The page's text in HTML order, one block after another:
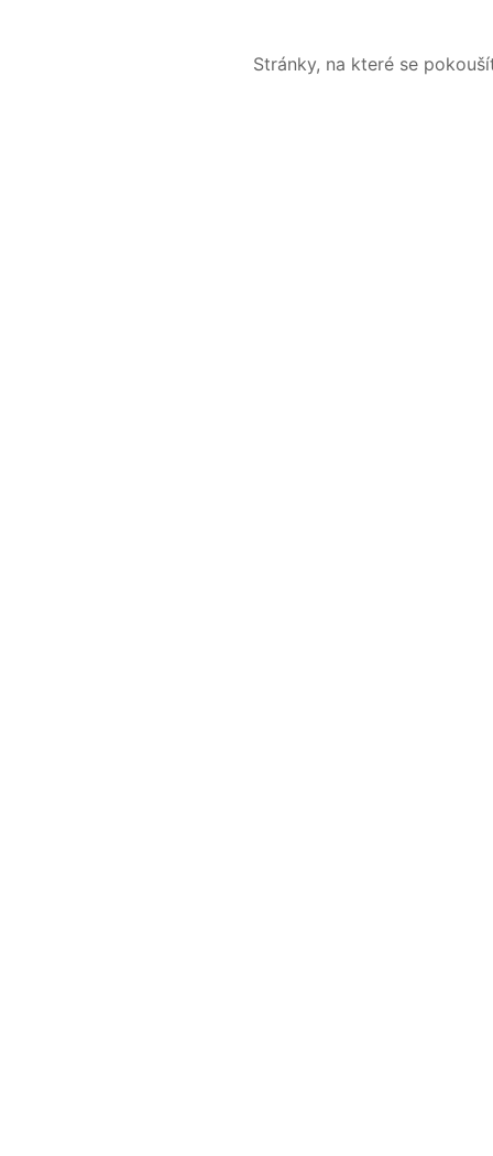
Stránky, na které se